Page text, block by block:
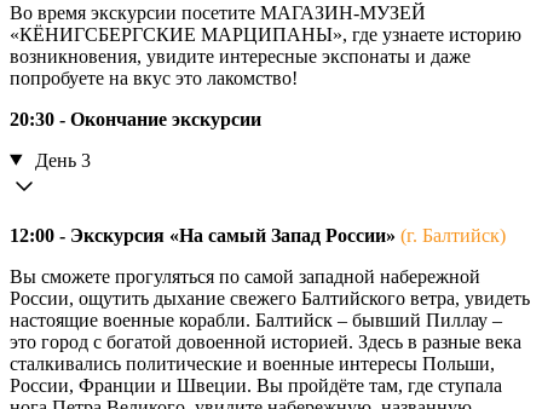
Во время экскурсии посетите МАГАЗИН-МУЗЕЙ
«КЁНИГСБЕРГСКИЕ МАРЦИПАНЫ», где узнаете историю
возникновения, увидите интересные экспонаты и даже
попробуете на вкус это лакомство!
20:30 - Окончание экскурсии
День 3
12:00 - Экскурсия «На самый Запад России» (г. Балтийск)
Вы сможете прогуляться по самой западной набережной
России, ощутить дыхание свежего Балтийского ветра, увидеть
настоящие военные корабли. Балтийск – бывший Пиллау –
это город с богатой довоенной историей. Здесь в разные века
сталкивались политические и военные интересы Польши,
России, Франции и Швеции. Вы пройдёте там, где ступала